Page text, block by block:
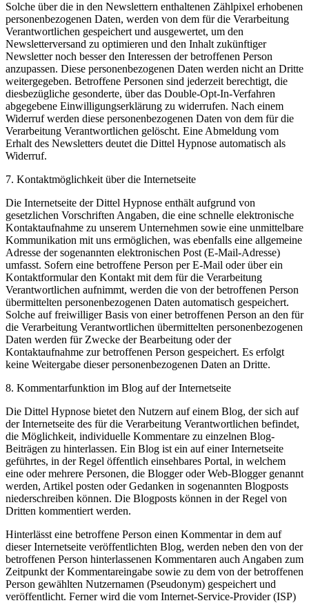
Solche über die in den Newslettern enthaltenen Zählpixel erhobenen
personenbezogenen Daten, werden von dem für die Verarbeitung
Verantwortlichen gespeichert und ausgewertet, um den
Newsletterversand zu optimieren und den Inhalt zukünftiger
Newsletter noch besser den Interessen der betroffenen Person
anzupassen. Diese personenbezogenen Daten werden nicht an Dritte
weitergegeben. Betroffene Personen sind jederzeit berechtigt, die
diesbezügliche gesonderte, über das Double-Opt-In-Verfahren
abgegebene Einwilligungserklärung zu widerrufen. Nach einem
Widerruf werden diese personenbezogenen Daten von dem für die
Verarbeitung Verantwortlichen gelöscht. Eine Abmeldung vom
Erhalt des Newsletters deutet die Dittel Hypnose automatisch als
Widerruf.
7. Kontaktmöglichkeit über die Internetseite
Die Internetseite der Dittel Hypnose enthält aufgrund von
gesetzlichen Vorschriften Angaben, die eine schnelle elektronische
Kontaktaufnahme zu unserem Unternehmen sowie eine unmittelbare
Kommunikation mit uns ermöglichen, was ebenfalls eine allgemeine
Adresse der sogenannten elektronischen Post (E-Mail-Adresse)
umfasst. Sofern eine betroffene Person per E-Mail oder über ein
Kontaktformular den Kontakt mit dem für die Verarbeitung
Verantwortlichen aufnimmt, werden die von der betroffenen Person
übermittelten personenbezogenen Daten automatisch gespeichert.
Solche auf freiwilliger Basis von einer betroffenen Person an den für
die Verarbeitung Verantwortlichen übermittelten personenbezogenen
Daten werden für Zwecke der Bearbeitung oder der
Kontaktaufnahme zur betroffenen Person gespeichert. Es erfolgt
keine Weitergabe dieser personenbezogenen Daten an Dritte.
8. Kommentarfunktion im Blog auf der Internetseite
Die Dittel Hypnose bietet den Nutzern auf einem Blog, der sich auf
der Internetseite des für die Verarbeitung Verantwortlichen befindet,
die Möglichkeit, individuelle Kommentare zu einzelnen Blog-
Beiträgen zu hinterlassen. Ein Blog ist ein auf einer Internetseite
geführtes, in der Regel öffentlich einsehbares Portal, in welchem
eine oder mehrere Personen, die Blogger oder Web-Blogger genannt
werden, Artikel posten oder Gedanken in sogenannten Blogposts
niederschreiben können. Die Blogposts können in der Regel von
Dritten kommentiert werden.
Hinterlässt eine betroffene Person einen Kommentar in dem auf
dieser Internetseite veröffentlichten Blog, werden neben den von der
betroffenen Person hinterlassenen Kommentaren auch Angaben zum
Zeitpunkt der Kommentareingabe sowie zu dem von der betroffenen
Person gewählten Nutzernamen (Pseudonym) gespeichert und
veröffentlicht. Ferner wird die vom Internet-Service-Provider (ISP)